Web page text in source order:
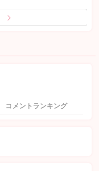
コメントランキング